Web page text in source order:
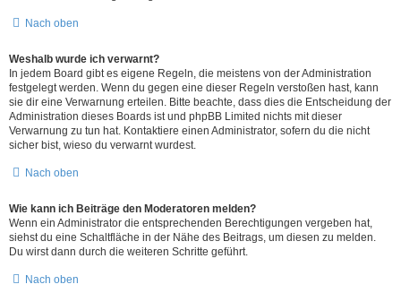
Nach oben
Weshalb wurde ich verwarnt?
In jedem Board gibt es eigene Regeln, die meistens von der Administration
festgelegt werden. Wenn du gegen eine dieser Regeln verstoßen hast, kann
sie dir eine Verwarnung erteilen. Bitte beachte, dass dies die Entscheidung der
Administration dieses Boards ist und phpBB Limited nichts mit dieser
Verwarnung zu tun hat. Kontaktiere einen Administrator, sofern du die nicht
sicher bist, wieso du verwarnt wurdest.
Nach oben
Wie kann ich Beiträge den Moderatoren melden?
Wenn ein Administrator die entsprechenden Berechtigungen vergeben hat,
siehst du eine Schaltfläche in der Nähe des Beitrags, um diesen zu melden.
Du wirst dann durch die weiteren Schritte geführt.
Nach oben